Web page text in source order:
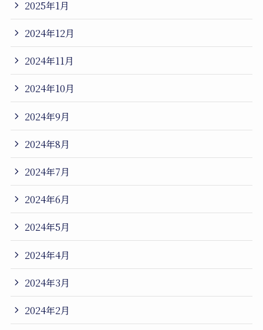
2025年1月
2024年12月
2024年11月
2024年10月
2024年9月
2024年8月
2024年7月
2024年6月
2024年5月
2024年4月
2024年3月
2024年2月